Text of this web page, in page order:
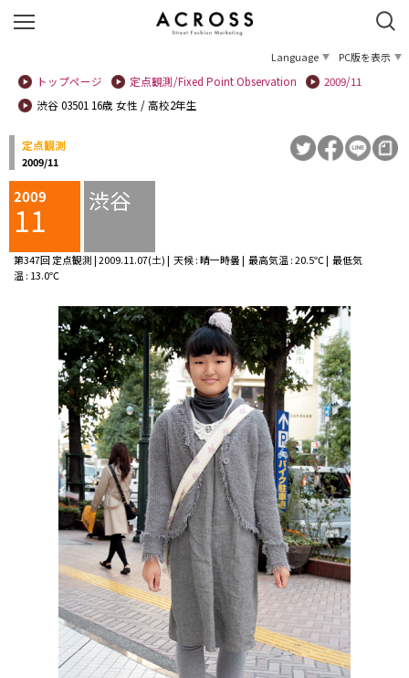
Language
PC版を表示
トップページ
定点観測/Fixed Point Observation
2009/11
渋谷 03501 16歳 女性 / 高校2年生
定点観測
2009/11
2009
11 渋谷
第347回 定点観測 | 2009.11.07(土) | 天候 : 晴一時曇 | 最高気温 : 20.5℃ | 最低気
温 : 13.0℃